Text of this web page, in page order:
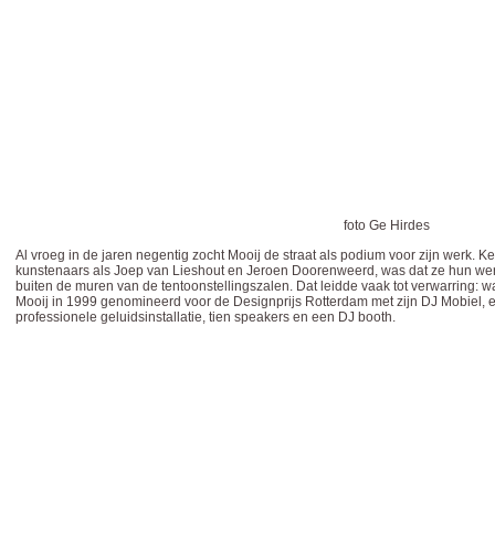
foto Ge Hirdes
Al vroeg in de jaren negentig zocht Mooij de straat als podium voor zijn werk.
kunstenaars als Joep van Lieshout en Jeroen Doorenweerd, was dat ze hun
buiten de muren van de tentoonstellingszalen. Dat leidde vaak tot verwarring:
Mooij in 1999 genomineerd voor de Designprijs Rotterdam met zijn DJ Mobiel,
professionele geluidsinstallatie, tien speakers en een DJ booth.